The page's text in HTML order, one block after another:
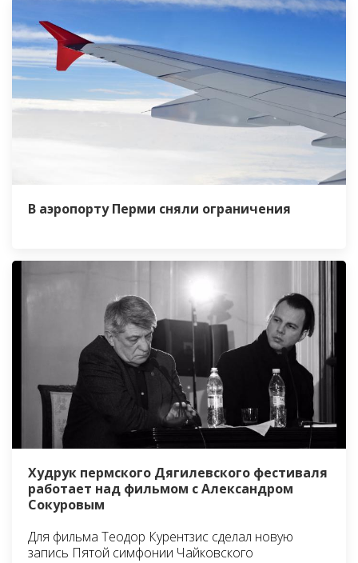
В аэропорту Перми сняли ограничения
Худрук пермского Дягилевского фестиваля
работает над фильмом с Александром
Сокуровым
Для фильма Теодор Курентзис сделал новую
запись Пятой симфонии Чайковского